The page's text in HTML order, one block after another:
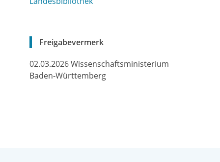
Freigabevermerk
02.03.2026 Wissenschaftsministerium
Baden-Württemberg